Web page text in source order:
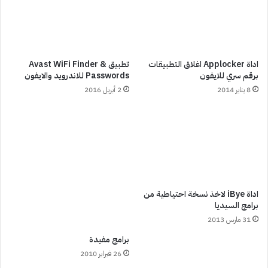
اداة Applocker اغلاق التطبيقات
برقم سري للايفون
8 يناير 2014
تطبيق Avast WiFi Finder &
Passwords للاندرويد والايفون
2 أبريل 2016
اداة iBye لاخذ نسخة احتياطية من
برامج السيديا
31 مارس 2013
برامج مفيدة
26 فبراير 2010